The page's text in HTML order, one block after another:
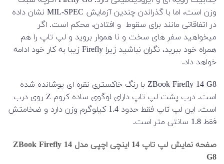
وزن است، اما با گذراندن چندین آزمایش MIL-SPEC نشان داده
در اتفاقاتی مانند برای سقوط و افتادن، محکم است. اگر
میخواهید سفر های سخت و نا هموار بروید و لپ تاپ را هم
همراه خود ببرید، نگران نباشید زیرا Firefly زیبا به کار خود ادامه
خواهد داد.
ZBook Firefly 14 G8 با رنگ خاکستری نقره ای پوشانده شده
است. درب پشت لپ تاپ دارای لوگوی ساده کروم Z روی درب
است. این لپ تاپ فقط حدود 1.4 کیلوگرم وزن دارد و ضخامتش
فقط 1.8 سانتی متر است.
صفحه نمایش لپ تاپ 14 اینچی اچپی مدل ZBook Firefly 14
G8